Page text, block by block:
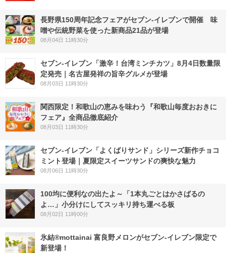
長野県150周年記念フェアがセブン-イレブンで開催 味
噌や伝統野菜を使った新商品21品が登場
08月04日 11時30分
セブン-イレブン「激辛！台湾ミンチカツ」8月4日数量限
定発売｜名古屋発祥の旨辛グルメが登場
08月03日 11時30分
関西限定！和歌山の恵みを味わう『和歌山毎度おおきに
フェア』全商品徹底紹介
08月03日 11時30分
セブン‐イレブン「よくばりサンド」シリーズ新作チョコ
ミント登場｜夏限定スイーツサンドの爽快な魅力
08月06日 11時30分
100均に便利なの出たよ～「1本丸ごとはかさばるの
よ…」小分けにしてスッキリ持ち運べる板
08月02日 11時00分
氷結®mottainai 富良野メロンがセブン‐イレブン限定で
新登場！